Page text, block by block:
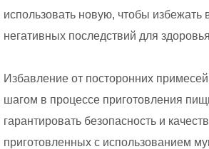
использовать новую, чтобы избежать
негативных последствий для
Избавление от посторонних
шагом в процессе приготовления
гарантировать безопасность и
приготовленных с использованием